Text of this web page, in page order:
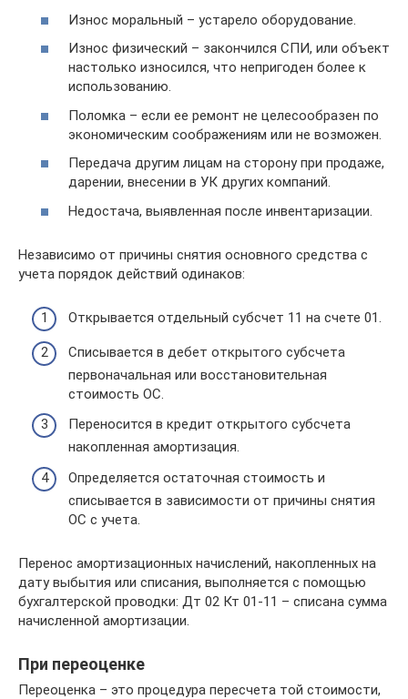
Износ моральный – устарело оборудование.
Износ физический – закончился СПИ, или объект
настолько износился, что непригоден более к
использованию.
Поломка – если ее ремонт не целесообразен по
экономическим соображениям или не возможен.
Передача другим лицам на сторону при продаже,
дарении, внесении в УК других компаний.
Недостача, выявленная после инвентаризации.
Независимо от причины снятия основного средства с
учета порядок действий одинаков:
Открывается отдельный субсчет 11 на счете 01.
Списывается в дебет открытого субсчета
первоначальная или восстановительная
стоимость ОС.
Переносится в кредит открытого субсчета
накопленная амортизация.
Определяется остаточная стоимость и
списывается в зависимости от причины снятия
ОС с учета.
Перенос амортизационных начислений, накопленных на
дату выбытия или списания, выполняется с помощью
бухгалтерской проводки: Дт 02 Кт 01-11 – списана сумма
начисленной амортизации.
При переоценке
Переоценка – это процедура пересчета той стоимости,